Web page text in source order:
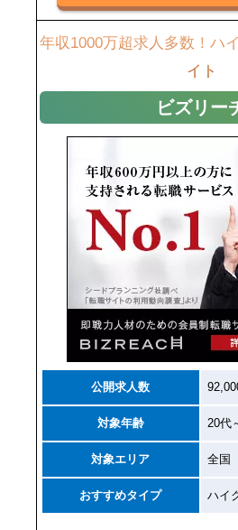
年収1000万超求人多数！ハ
イト
ビズリー
公開求人数
対象年齢 20代
対象エリア 全国
おすすめタイプ ハイ